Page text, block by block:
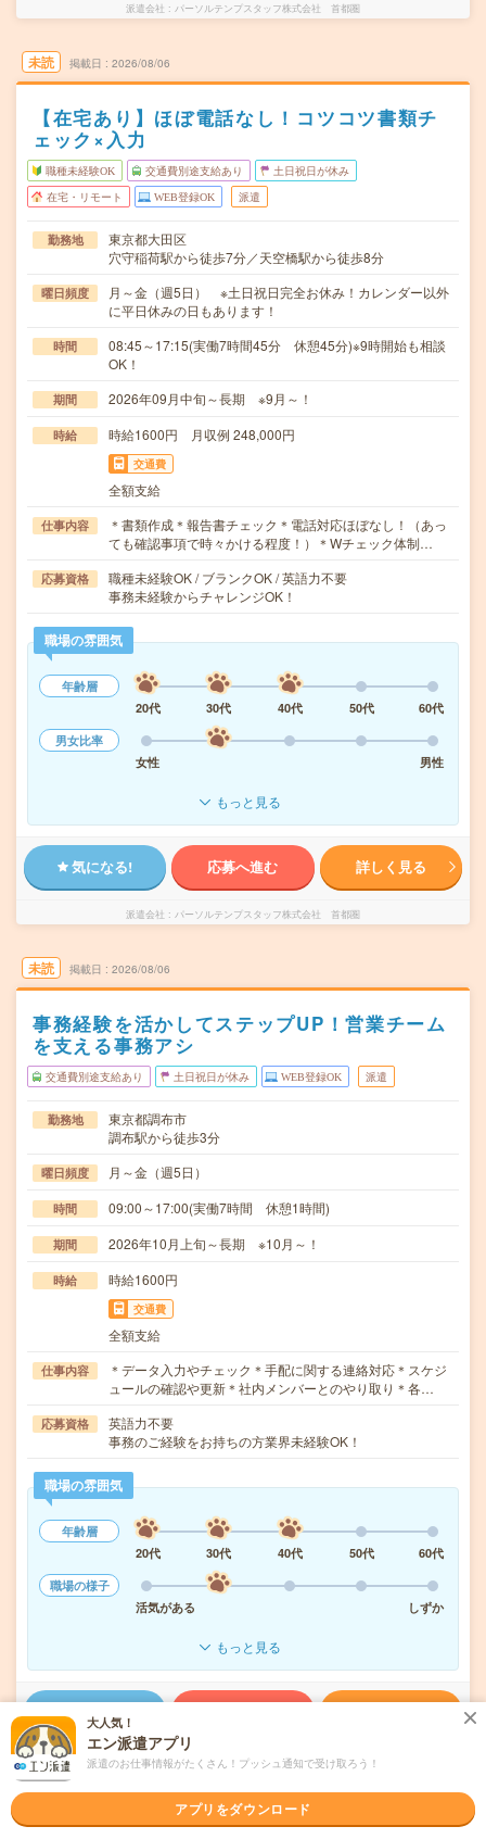
派遣会社 パーソルテンプスタッフ株式会社 首都圏
未読 掲載日 2026/08/06
【在宅あり】ほぼ電話なし！コツコツ書類チ
ェック×入力
職種未経験OK 交通費別途支給あり 土日祝日が休み
在宅・リモート WEB登録OK 派遣
勤務地
東京都大田区
穴守稲荷駅から徒歩7分／天空橋駅から徒歩8分
曜日頻度
月～金（週5日） ※土日祝日完全お休み！カレンダー以外
に平日休みの日もあります！
時間
08:45～17:15(実働7時間45分 休憩45分)※9時開始も相談
OK！
期間 2026年09月中旬～長期 ※9月～！
時給 時給1600円 月収例 248,000円
交通費
全額支給
仕事内容
＊書類作成＊報告書チェック＊電話対応ほぼなし！（あっ
ても確認事項で時々かける程度！）＊Wチェック体制…
応募資格
職種未経験OK / ブランクOK / 英語力不要
事務未経験からチャレンジOK！
職場の雰囲気
年齢層
20代
30代 40代 50代
60代
男女比率
女性
男性
もっと見る
気になる! 応募へ進む 詳しく見る
派遣会社 パーソルテンプスタッフ株式会社 首都圏
未読 掲載日 2026/08/06
事務経験を活かしてステップUP！営業チーム
を支える事務アシ
交通費別途支給あり 土日祝日が休み WEB登録OK 派遣
勤務地
東京都調布市
調布駅から徒歩3分
曜日頻度 月～金（週5日）
時間 09:00～17:00(実働7時間 休憩1時間)
期間 2026年10月上旬～長期 ※10月～！
時給 時給1600円
交通費
全額支給
仕事内容
＊データ入力やチェック＊手配に関する連絡対応＊スケジ
ュールの確認や更新＊社内メンバーとのやり取り＊各…
応募資格
英語力不要
事務のご経験をお持ちの方業界未経験OK！
職場の雰囲気
年齢層
20代
30代 40代 50代
60代
職場の様子
活気がある
しずか
もっと見る
気になる!
派遣会社 パーソルテンプスタッフ株式会社 首都圏
大人気！
エン派遣アプリ
派遣のお仕事情報がたくさん！プッシュ通知で受け取ろう！
アプリをダウンロード